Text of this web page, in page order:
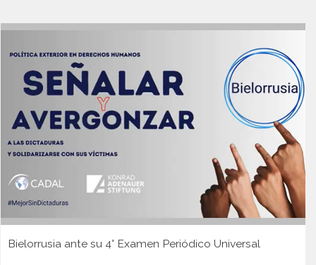
Bielorrusia ante su 4° Examen Periódico Universal